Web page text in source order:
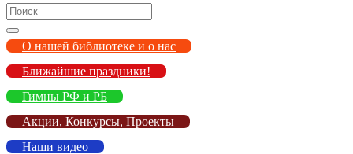
Search
for:
О нашей библиотеке и о нас
Ближайшие праздники!
Гимны РФ и РБ
Акции, Конкурсы, Проекты
Наши видео